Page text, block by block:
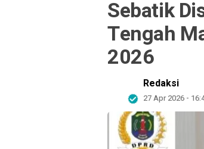
Sebatik
Tengah
2026
Redaksi
27 Apr 2026 -